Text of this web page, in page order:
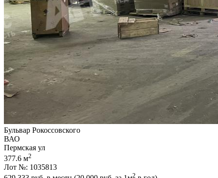
Бульвар Рокоссовского
ВАО
Пермская ул
377.6 м2
Лот №: 1035813
2